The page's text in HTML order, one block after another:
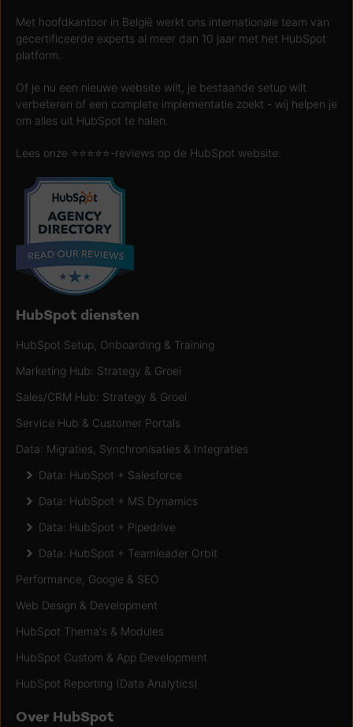
Met hoofdkantoor in België werkt ons internationale team van
gecertificeerde experts al meer dan 10 jaar met het HubSpot
platform.
Of je nu een nieuwe website wilt, je bestaande setup wilt
verbeteren of een complete implementatie zoekt - wij helpen je
om alles uit HubSpot te halen.
Lees onze ⭐️⭐️⭐️⭐️⭐️-reviews op de HubSpot website:
HubSpot diensten
HubSpot Setup, Onboarding & Training
Marketing Hub: Strategy & Groei
Sales/CRM Hub: Strategy & Groei
Service Hub & Customer Portals
Data: Migraties, Synchronisaties & Integraties
Data: HubSpot + Salesforce
Data: HubSpot + MS Dynamics
Data: HubSpot + Pipedrive
Data: HubSpot + Teamleader Orbit
Performance, Google & SEO
Web Design & Development
HubSpot Thema's & Modules
HubSpot Custom & App Development
HubSpot Reporting (Data Analytics)
Over HubSpot